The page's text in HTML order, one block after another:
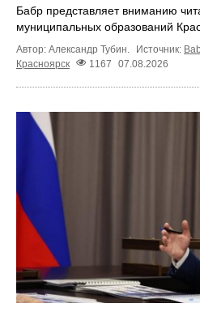
Бабр представляет вниманию
муниципальных образований
Автор: Александр Тубин. Источник:
Красноярск
1167 07.08.2026